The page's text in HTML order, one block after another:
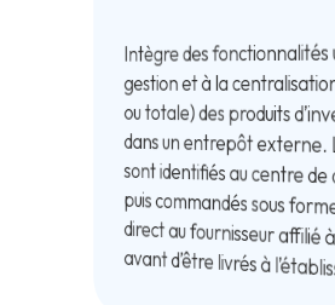
Intègre des
gestion et à la
ou totale) des produits
dans un entrepôt
sont identifiés au centre
puis commandés sous
direct au fournisseur
avant d’être livrés à